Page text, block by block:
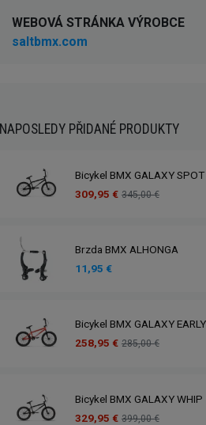
WEBOVÁ STRÁNKA VÝROBCE
saltbmx.com
NAPOSLEDY PŘIDANÉ PRODUKTY
Bicykel BMX GALAXY SPOT
309,95 € 345,00 €
Brzda BMX ALHONGA
11,95 €
Bicykel BMX GALAXY
258,95 € 285,00 €
Bicykel BMX GALAXY WHIP
329,95 € 399,00 €